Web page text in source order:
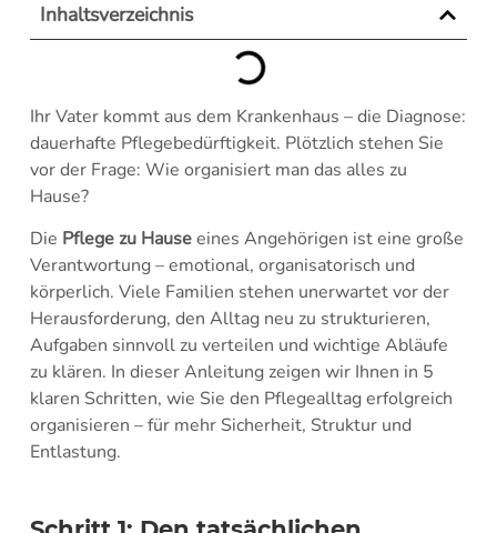
Inhaltsverzeichnis
Ihr Vater kommt aus dem Krankenhaus – die Diagnose:
dauerhafte Pflegebedürftigkeit. Plötzlich stehen Sie
vor der Frage: Wie organisiert man das alles zu
Hause?
Die Pflege zu Hauseeines Angehörigen ist eine große
Verantwortung – emotional, organisatorisch und
körperlich. Viele Familien stehen unerwartet vor der
Herausforderung, den Alltag neu zu strukturieren,
Aufgaben sinnvoll zu verteilen und wichtige Abläufe
zu klären. In dieser Anleitung zeigen wir Ihnen in 5
klaren Schritten, wie Sie den Pflegealltag erfolgreich
organisieren – für mehr Sicherheit, Struktur und
Entlastung.